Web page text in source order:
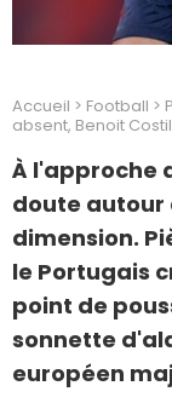
Accueil > Football >
absent, Benoit
À l'approche
doute autour
dimension.
le Portugais
point de
sonnette
européen